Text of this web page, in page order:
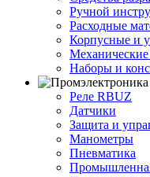
Ручной
Расходные
Корпусные и
Наборы и
Реле RBUZ
Датчики
Защита и
Манометры
Пневматика